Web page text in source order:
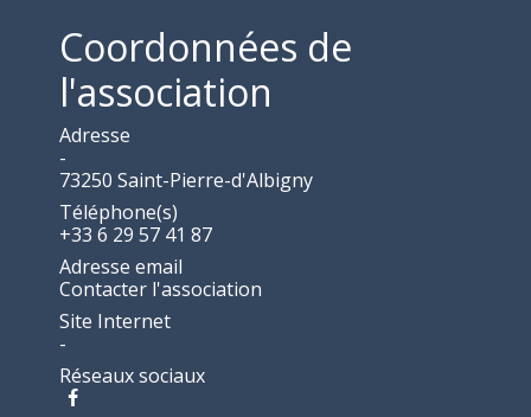
Coordonnées de
l'association
Adresse
-
73250 Saint-Pierre-d'Albigny
Téléphone(s)
+33 6 29 57 41 87
Adresse email
Contacter l'association
Site Internet
-
Réseaux sociaux